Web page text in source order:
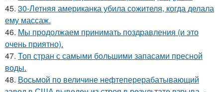
45. 30-Летняя американка убила сожителя, когда делала
ему массаж.
46. Мы продолжаем принимать поздравления (и это
очень приятно).
47. Топ стран с самыми большими запасами пресной
воды.
48. Восьмой по величине нефтеперерабатывающий